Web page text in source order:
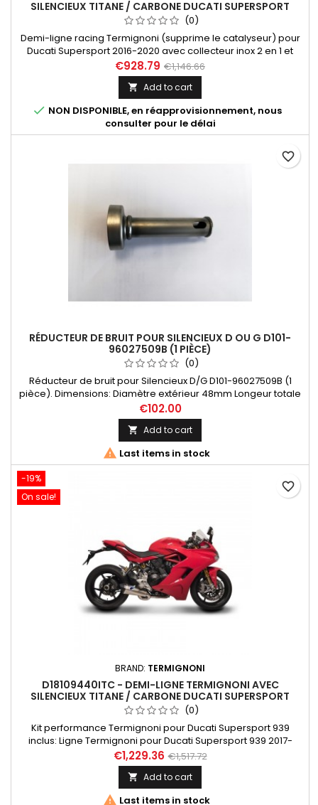
SILENCIEUX TITANE / CARBONE DUCATI SUPERSPORT
2017-2020(0)
Demi-ligne racing Termignoni (supprime le catalyseur) pour
Ducati Supersport 2016-2020 avec collecteur inox 2 en 1 et
silencieux titane-carbone équipé d'un db-killer.
€928.79 €1,146.66
 Add to cart
 NON DISPONIBLE, en réapprovisionnement, nous
consulter pour le délai
RÉDUCTEUR DE BRUIT POUR SILENCIEUX D OU G D101-
96027509B (1 PIÈCE)
(0)
Réducteur de bruit pour Silencieux D/G D101-96027509B (1
pièce). Dimensions: Diamètre extérieur 48mm Longeur totale
113 mm / tube 100 mm Diamètre passage des gaz 20 mm
€102.00
 Add to cart
 Last items in stock
favorite_border
-19%
On sale!
BRAND: TERMIGNONI
D18109440ITC - DEMI-LIGNE TERMIGNONI AVEC
SILENCIEUX TITANE / CARBONE DUCATI SUPERSPORT
2017-2020 AVEC UPMAP
(0)
Kit performance Termignoni pour Ducati Supersport 939
inclus: Ligne Termignoni pour Ducati Supersport 939 2017-
2020, réf. D18109440ITC, Kit UpMap pour Ducati Supersport 939
2017-2020, réf. T800-SL010571-DUSS939-17
€1,229.36 €1,517.72
 Add to cart
 Last items in stock
favorite_border